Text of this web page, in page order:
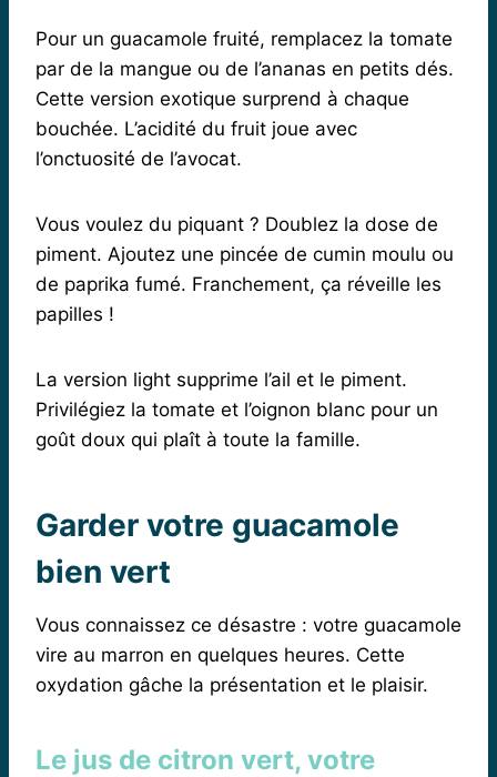
Pour un guacamole fruité, remplacez la tomate
par de la mangue ou de l’ananas en petits dés.
Cette version exotique surprend à chaque
bouchée. L’acidité du fruit joue avec
l’onctuosité de l’avocat.
Vous voulez du piquant ? Doublez la dose de
piment. Ajoutez une pincée de cumin moulu ou
de paprika fumé. Franchement, ça réveille les
papilles !
La version light supprime l’ail et le piment.
Privilégiez la tomate et l’oignon blanc pour un
goût doux qui plaît à toute la famille.
Garder votre guacamole
bien vert
Vous connaissez ce désastre : votre guacamole
vire au marron en quelques heures. Cette
oxydation gâche la présentation et le plaisir.
Le jus de citron vert, votre